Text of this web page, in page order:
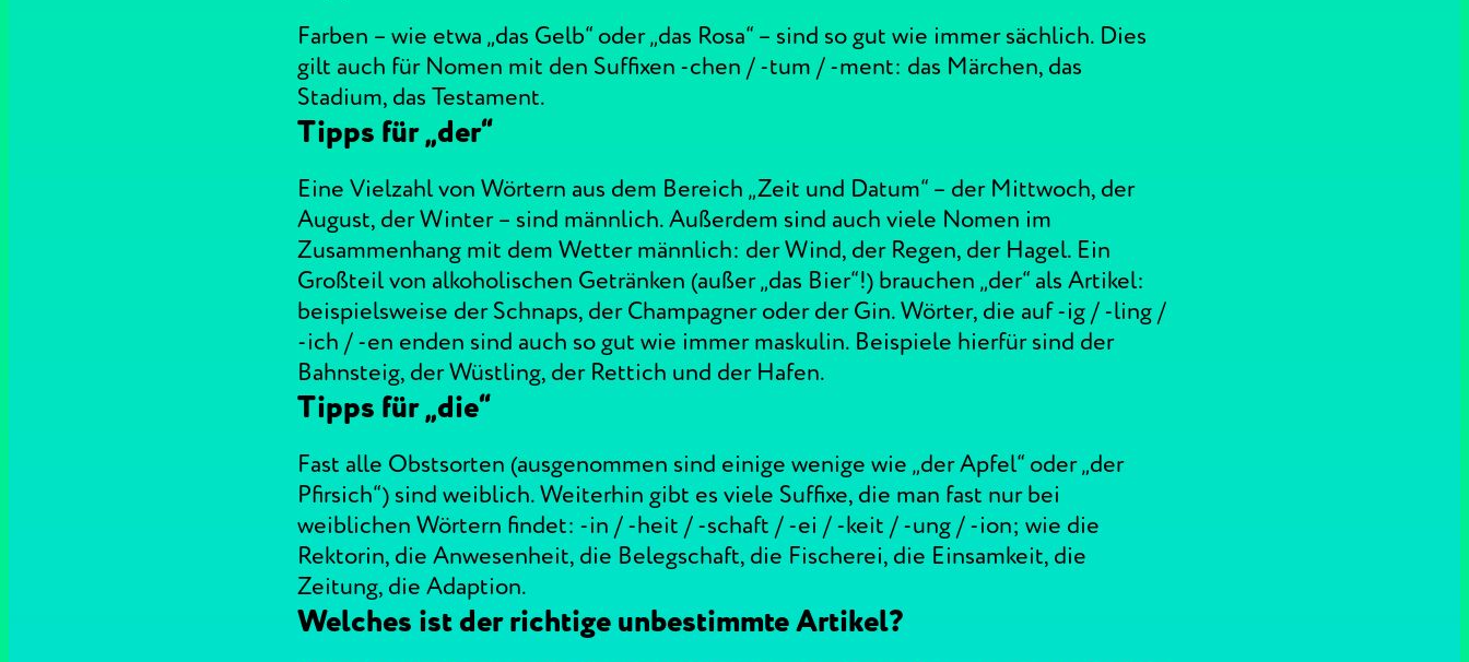
Farben – wie etwa „das Gelb“ oder „das Rosa“ – sind so gut wie immer sächlich. Dies
gilt auch für Nomen mit den Suffixen -chen / -tum / -ment: das Märchen, das
Stadium, das Testament.
Tipps für „der“
Eine Vielzahl von Wörtern aus dem Bereich „Zeit und Datum“ – der Mittwoch, der
August, der Winter – sind männlich. Außerdem sind auch viele Nomen im
Zusammenhang mit dem Wetter männlich: der Wind, der Regen, der Hagel. Ein
Großteil von alkoholischen Getränken (außer „das Bier“!) brauchen „der“ als Artikel:
beispielsweise der Schnaps, der Champagner oder der Gin. Wörter, die auf -ig / -ling /
-ich / -en enden sind auch so gut wie immer maskulin. Beispiele hierfür sind der
Bahnsteig, der Wüstling, der Rettich und der Hafen.
Tipps für „die“
Fast alle Obstsorten (ausgenommen sind einige wenige wie „der Apfel“ oder „der
Pfirsich“) sind weiblich. Weiterhin gibt es viele Suffixe, die man fast nur bei
weiblichen Wörtern findet: -in / -heit / -schaft / -ei / -keit / -ung / -ion; wie die
Rektorin, die Anwesenheit, die Belegschaft, die Fischerei, die Einsamkeit, die
Zeitung, die Adaption.
Welches ist der richtige unbestimmte Artikel?